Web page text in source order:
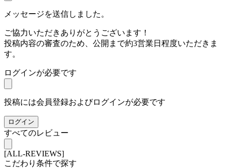
メッセージを送信しました。
ご協力いただきありがとうございます！
投稿内容の審査のため、公開まで約3営業日程度いただきま
す。
ログインが必要です
投稿には会員登録およびログインが必要です
ログイン
すべてのレビュー
[ALL-REVIEWS]
こだわり条件で探す